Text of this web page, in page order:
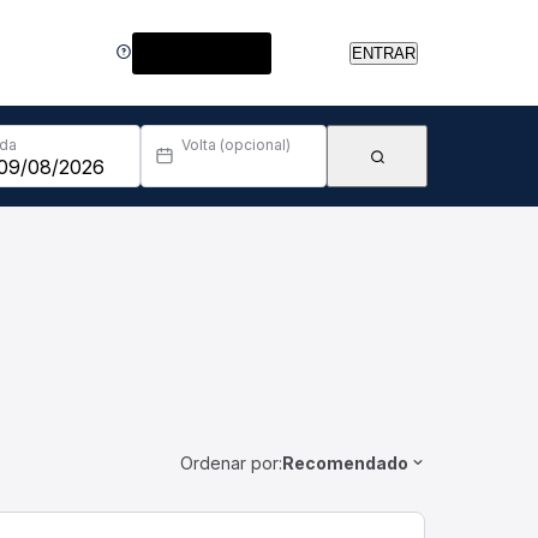
ENTRAR
Volta (opcional)
Ordenar por:Recomendado